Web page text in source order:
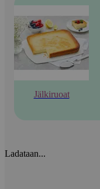
Jälkiruoat
Ladataan...